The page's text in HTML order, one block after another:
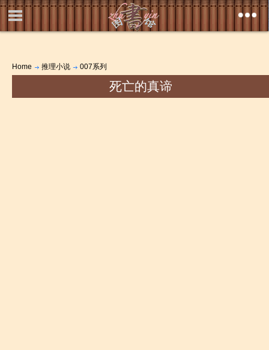
Home 推理小说 007系列
死亡的真谛